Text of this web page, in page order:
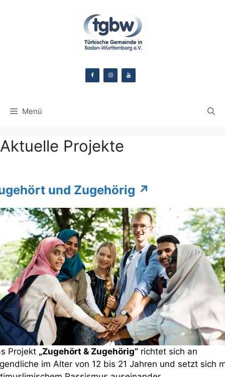
Menü
Aktuelle Projekte
und Zugehörig ↗
Projekt „Zugehört & Zugehörig“ richtet sich an
im Alter von 12 bis 21 Jahren und setzt sich